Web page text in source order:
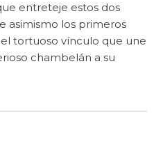
entreteje estos dos
asimismo los primeros
tortuoso vínculo que une
chambelán a su